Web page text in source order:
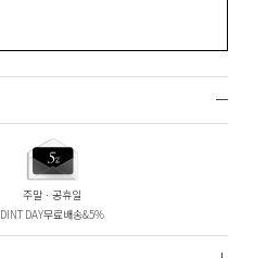
주말ㆍ공휴일
DINT DAY무료배송&5%